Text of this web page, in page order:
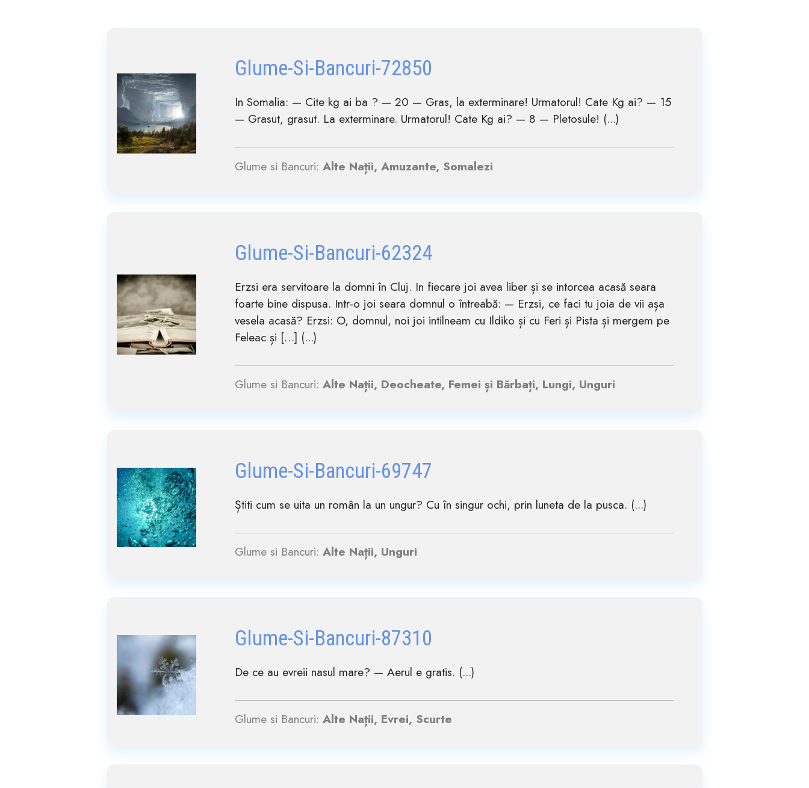
Glume-Si-Bancuri-72850
In Somalia: — Cite kg ai ba ? — 20 — Gras, la exterminare! Urmatorul! Cate Kg ai? — 15
— Grasut, grasut. La exterminare. Urmatorul! Cate Kg ai? — 8 — Pletosule! (...)
Glume si Bancuri:Alte Nații, Amuzante, Somalezi
Glume-Si-Bancuri-62324
Erzsi era servitoare la domni în Cluj. In fiecare joi avea liber și se intorcea acasă seara
foarte bine dispusa. Intr-o joi seara domnul o întreabă: — Erzsi, ce faci tu joia de vii așa
vesela acasă? Erzsi: O, domnul, noi joi intilneam cu Ildiko și cu Feri și Pista și mergem pe
Feleac și […] (...)
Glume si Bancuri:Alte Nații, Deocheate, Femei și Bărbați, Lungi, Unguri
Glume-Si-Bancuri-69747
Știti cum se uita un român la un ungur? Cu în singur ochi, prin luneta de la pusca. (...)
Glume si Bancuri:Alte Nații, Unguri
Glume-Si-Bancuri-87310
De ce au evreii nasul mare? — Aerul e gratis. (...)
Glume si Bancuri:Alte Nații, Evrei, Scurte